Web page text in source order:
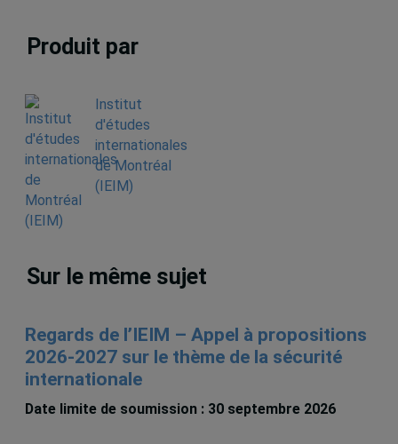
Produit par
Institut
d'études
internationales
de Montréal
(IEIM)
Sur le même sujet
Regards de l’IEIM – Appel à propositions
2026-2027 sur le thème de la sécurité
internationale
Date limite de soumission : 30 septembre 2026